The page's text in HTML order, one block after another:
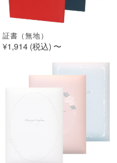
証書（無地）
¥1,914 (税込) 〜